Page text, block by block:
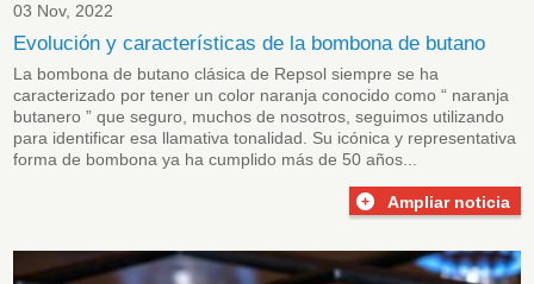
03 Nov, 2022
Evolución y características de la bombona de butano
La bombona de butano clásica de Repsol siempre se ha
caracterizado por tener un color naranja conocido como “ naranja
butanero ” que seguro, muchos de nosotros, seguimos utilizando
para identificar esa llamativa tonalidad. Su icónica y representativa
forma de bombona ya ha cumplido más de 50 años...
Ampliar noticia